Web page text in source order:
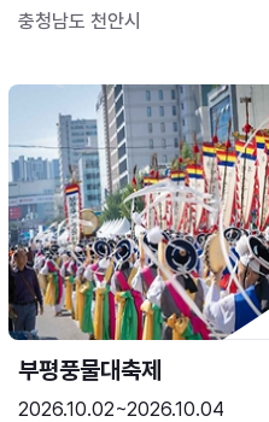
충청남도 천안시
부평풍물대축제
2026.10.02~2026.10.04